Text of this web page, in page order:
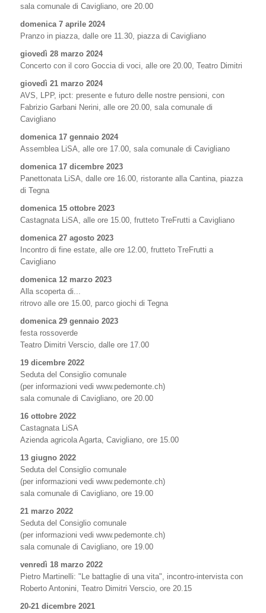
sala comunale di Cavigliano, ore 20.00
domenica 7 aprile 2024
Pranzo in piazza, dalle ore 11.30, piazza di Cavigliano
giovedì 28 marzo 2024
Concerto con il coro Goccia di voci, alle ore 20.00, Teatro Dimitri
giovedì 21 marzo 2024
AVS, LPP, ipct: presente e futuro delle nostre pensioni, con
Fabrizio Garbani Nerini, alle ore 20.00, sala comunale di
Cavigliano
domenica 17 gennaio 2024
Assemblea LiSA, alle ore 17.00, sala comunale di Cavigliano
domenica 17 dicembre 2023
Panettonata LiSA, dalle ore 16.00, ristorante alla Cantina, piazza
di Tegna
domenica 15 ottobre 2023
Castagnata LiSA, alle ore 15.00, frutteto TreFrutti a Cavigliano
domenica 27 agosto 2023
Incontro di fine estate, alle ore 12.00, frutteto TreFrutti a
Cavigliano
domenica 12 marzo 2023
Alla scoperta di...
ritrovo alle ore 15.00, parco giochi di Tegna
domenica 29 gennaio 2023
festa rossoverde
Teatro Dimitri Verscio, dalle ore 17.00
19 dicembre 2022
Seduta del Consiglio comunale
(per informazioni vedi www.pedemonte.ch)
sala comunale di Cavigliano, ore 20.00
16 ottobre 2022
Castagnata LiSA
Azienda agricola Agarta, Cavigliano, ore 15.00
13 giugno 2022
Seduta del Consiglio comunale
(per informazioni vedi www.pedemonte.ch)
sala comunale di Cavigliano, ore 19.00
21 marzo 2022
Seduta del Consiglio comunale
(per informazioni vedi www.pedemonte.ch)
sala comunale di Cavigliano, ore 19.00
venredì 18 marzo 2022
Pietro Martinelli: "Le battaglie di una vita", incontro-intervista con
Roberto Antonini, Teatro Dimitri Verscio, ore 20.15
20-21 dicembre 2021